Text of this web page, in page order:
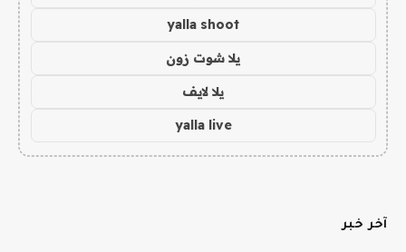
yalla shoot
يلا شوت زون
يلا لايف
yalla live
آخر خبر